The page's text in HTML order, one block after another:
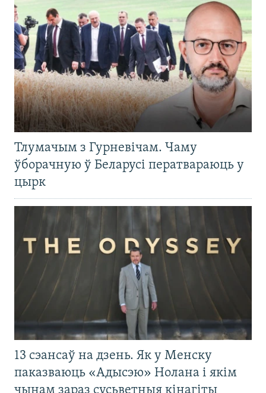
Тлумачым з Гурневічам. Чаму
ўборачную ў Беларусі ператвараюць у
цырк
13 сэансаў на дзень. Як у Менску
паказваюць «Адысэю» Нолана і якім